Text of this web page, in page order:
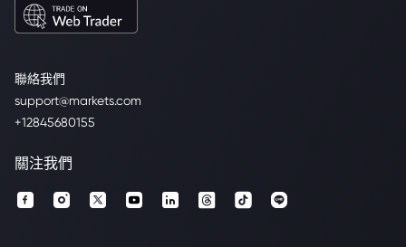
聯絡我們
support@markets.com
+12845680155
關注我們